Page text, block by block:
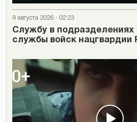
9 августа 2026 - 02:23
Cлужбу в
службы войск нацгвардии